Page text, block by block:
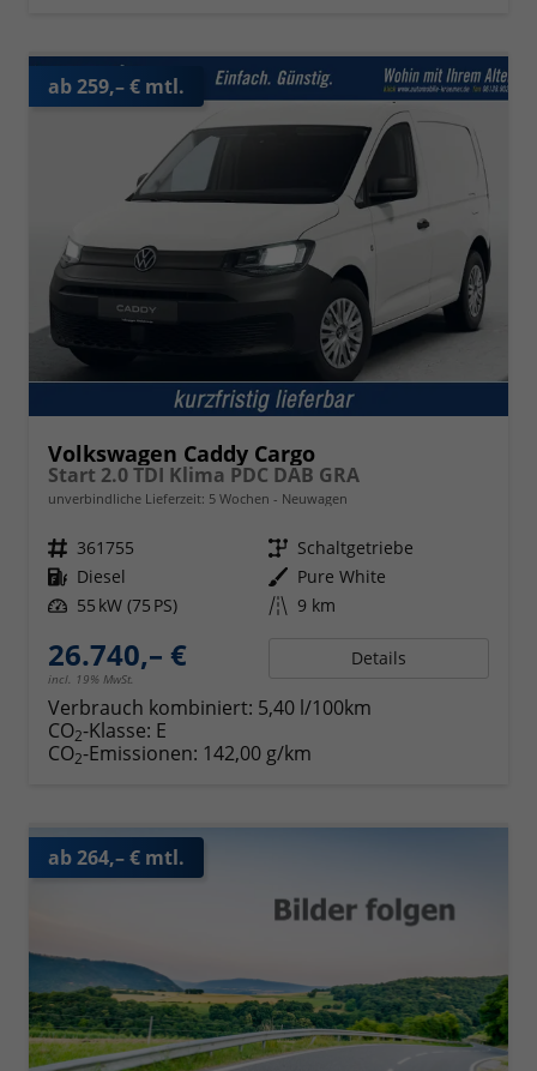
ab 259,– € mtl.
Volkswagen Caddy Cargo
Start 2.0 TDI Klima PDC DAB GRA
unverbindliche Lieferzeit: 5 Wochen Neuwagen
Fahrzeugnr. 361755 Getriebe Schaltgetriebe
Kraftstoff Diesel Außenfarbe Pure White
Leistung 55 kW (75 PS) Kilometerstand 9 km
26.740,– €
incl. 19% MwSt.
Details
Verbrauch kombiniert: 5,40 l/100km
CO2-Klasse: E
CO2-Emissionen: 142,00 g/km
ab 264,– € mtl.